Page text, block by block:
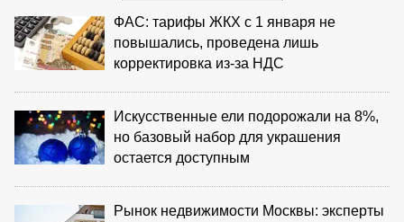
ФАС: тарифы ЖКХ с 1 января не
повышались, проведена лишь
корректировка из‑за НДС
Искусственные ели подорожали на 8%,
но базовый набор для украшения
остается доступным
Рынок недвижимости Москвы: эксперты